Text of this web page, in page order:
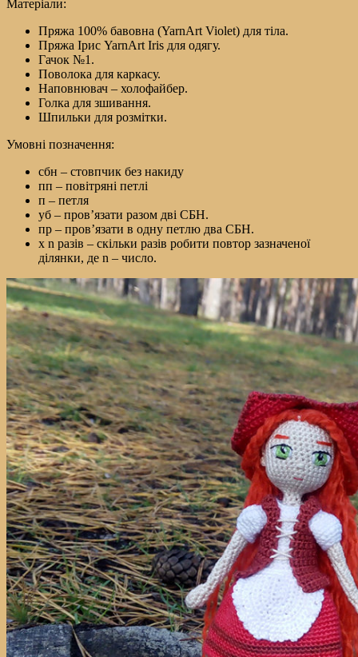
Матеріали:
Пряжа 100% бавовна (YarnArt Violet) для тіла.
Пряжа Ірис YarnArt Iris для одягу.
Гачок №1.
Поволока для каркасу.
Наповнювач – холофайбер.
Голка для зшивання.
Шпильки для розмітки.
Умовні позначення:
сбн – стовпчик без накиду
пп – повітряні петлі
п – петля
уб – пров’язати разом дві СБН.
пр – пров’язати в одну петлю два СБН.
х n разів – скільки разів робити повтор зазначеної
ділянки, де n – число.